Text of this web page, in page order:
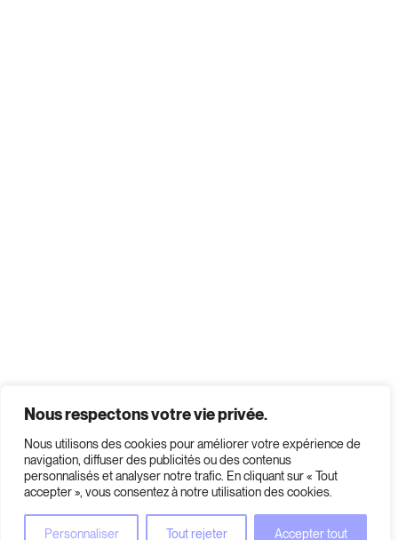
Nous respectons votre vie privée.
Nous utilisons des cookies pour améliorer votre expérience de
navigation, diffuser des publicités ou des contenus
personnalisés et analyser notre trafic. En cliquant sur « Tout
accepter », vous consentez à notre utilisation des cookies.
Personnaliser Tout rejeter Accepter tout